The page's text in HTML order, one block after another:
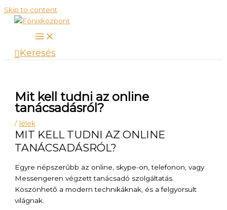
Skip to content
Keresés
Mit kell tudni az online
tanácsadásról?
/ lélek
MIT KELL TUDNI AZ ONLINE
TANÁCSADÁSRÓL?
Egyre népszerűbb az online, skype-on, telefonon, vagy
Messengeren végzett tanácsadó szolgáltatás.
Köszönhető a modern technikáknak, és a felgyorsult
világnak.